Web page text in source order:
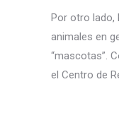
Por otro lado,
animales en
“mascotas”.
el Centro de